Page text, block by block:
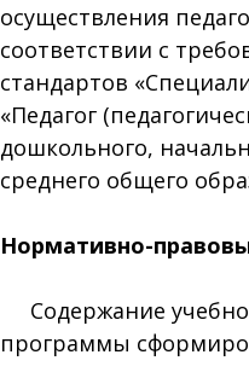
осуществления
соответствии с
стандартов
«Педагог
дошкольного,
среднего общего
Нормативно-
Содержание
программы